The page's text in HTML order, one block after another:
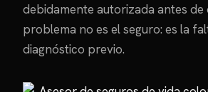
debidamente autorizada antes de
problema no es el seguro: es la
diagnóstico previo.